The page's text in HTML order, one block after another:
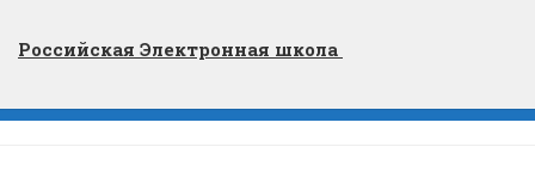
Российская Электронная школа